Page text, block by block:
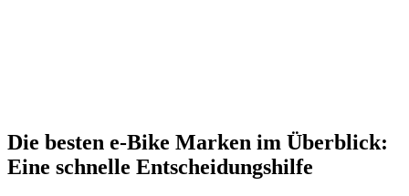
Die besten e-Bike Marken im Überblick:
Eine schnelle Entscheidungshilfe